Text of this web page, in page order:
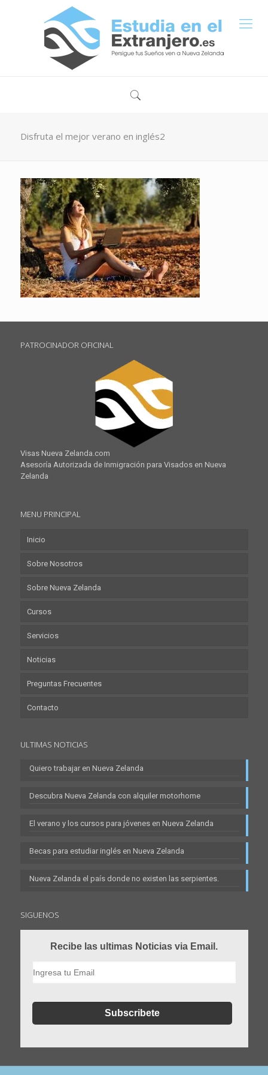
Disfruta el mejor verano en inglés2
PATROCINADOR OFICINAL
Visas Nueva Zelanda.com
Asesoría Autorizada de Inmigración para Visados en Nueva
Zelanda
MENU PRINCIPAL
Inicio
Sobre Nosotros
Sobre Nueva Zelanda
Cursos
Servicios
Noticias
Preguntas Frecuentes
Contacto
ULTIMAS NOTICIAS
Quiero trabajar en Nueva Zelanda
Descubra Nueva Zelanda con alquiler motorhome
El verano y los cursos para jóvenes en Nueva Zelanda
Becas para estudiar inglés en Nueva Zelanda
Nueva Zelanda el país donde no existen las serpientes.
SIGUENOS
Recibe las ultimas Noticias via Email.